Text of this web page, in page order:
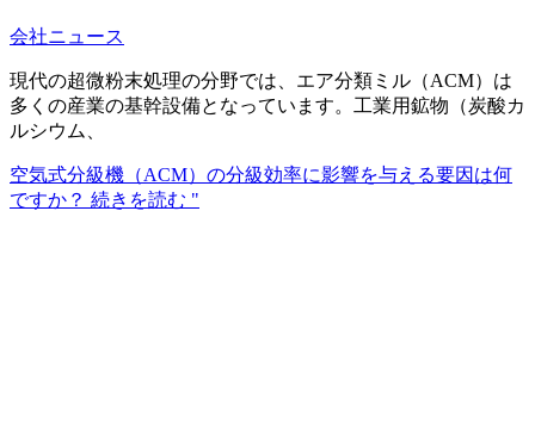
会社ニュース
現代の超微粉末処理の分野では、エア分類ミル（ACM）は
多くの産業の基幹設備となっています。工業用鉱物（炭酸カ
ルシウム、
空気式分級機（ACM）の分級効率に影響を与える要因は何
ですか？ 続きを読む "